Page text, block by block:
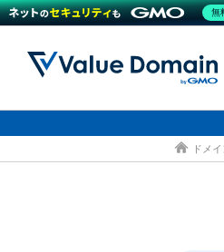
ドメイン
レンタルサー
セキュリティ
サービス ドメ
無